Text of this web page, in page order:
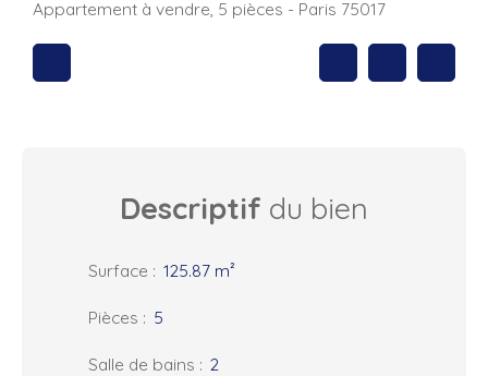
Appartement à vendre, 5 pièces - Paris 75017
Descriptif du bien
Surface : 125.87 m²
Pièces : 5
Salle de bains : 2